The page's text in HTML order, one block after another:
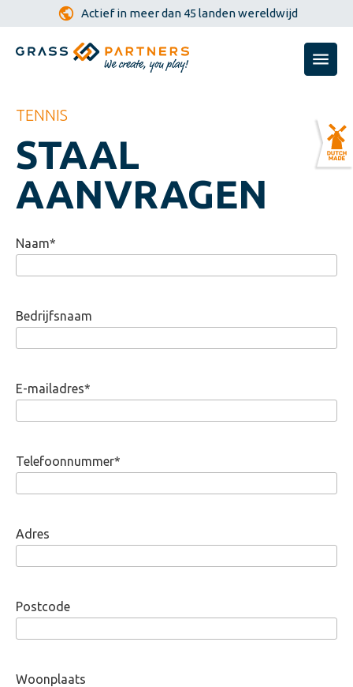
Actief in meer dan 45 landen wereldwijd
TENNIS
STAAL
AANVRAGEN
Naam*
Bedrijfsnaam
E-mailadres*
Telefoonnummer*
Adres
Postcode
Woonplaats